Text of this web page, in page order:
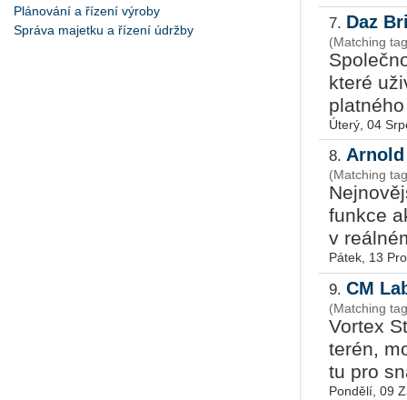
Plánování a řízení výroby
Správa majetku a řízení údržby
7. Daz
(Matching
které
Úterý, 04
8.
(Matching
funk­ce
v
Pátek, 13
9. CM
(Matching
Vor­tex
te­rén,
tu pro
Pondělí, 09